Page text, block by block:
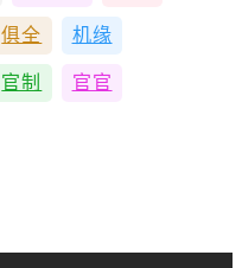
俱全 机缘
官制 官官